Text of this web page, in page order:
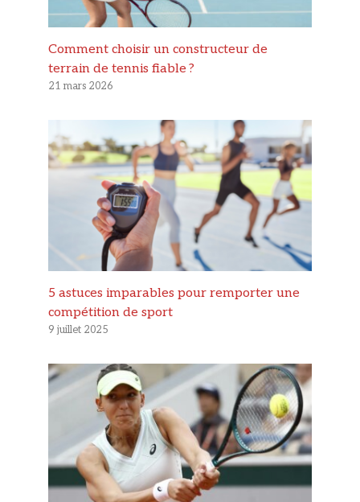
Comment choisir un constructeur de
terrain de tennis fiable ?
21 mars 2026
5 astuces imparables pour remporter une
compétition de sport
9 juillet 2025